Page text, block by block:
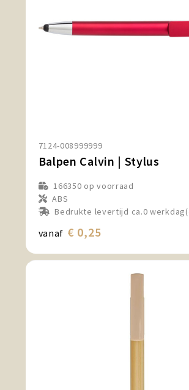
7124-008999999
Balpen Calvin | Stylus
166350 op voorraad
ABS
Bedrukte levertijd ca.0
vanaf € 0,25